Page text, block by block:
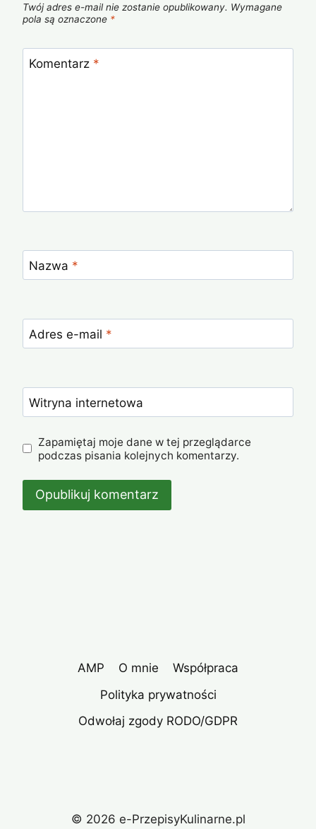
Twój adres e-mail nie zostanie opublikowany. Wymagane
pola są oznaczone *
Komentarz *
Nazwa *
Adres e-mail *
Witryna internetowa
Zapamiętaj moje dane w tej przeglądarce
podczas pisania kolejnych komentarzy.
AMP O mnie
Współpraca
Polityka prywatności
Odwołaj zgody RODO/GDPR
© 2026 e-PrzepisyKulinarne.pl